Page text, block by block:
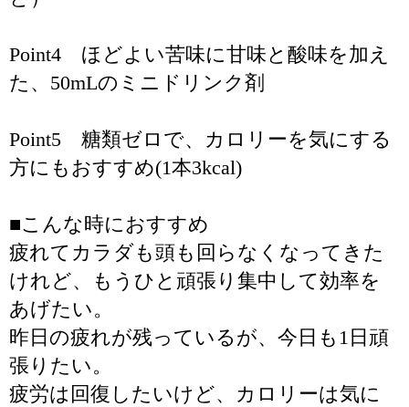
Point4 ほどよい苦味に甘味と酸味を加え
た、50mLのミニドリンク剤
Point5 糖類ゼロで、カロリーを気にする
方にもおすすめ(1本3kcal)
■こんな時におすすめ
疲れてカラダも頭も回らなくなってきた
けれど、もうひと頑張り集中して効率を
あげたい。
昨日の疲れが残っているが、今日も1日頑
張りたい。
疲労は回復したいけど、カロリーは気に